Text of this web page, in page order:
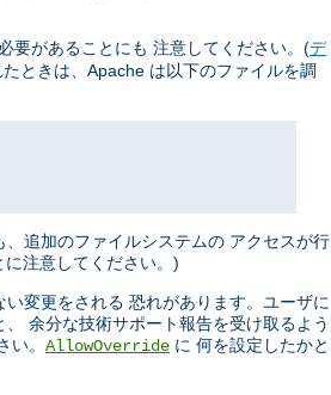
要があることにも 注意してください。(デ
ときは、Apache は以下のファイルを調
追加のファイルシステムの アクセスが行
注意してください。)
変更をされる 恐れがあります。ユーザに
余分な技術サポート報告を受け取るよう
。 AllowOverride に 何を設定したかと